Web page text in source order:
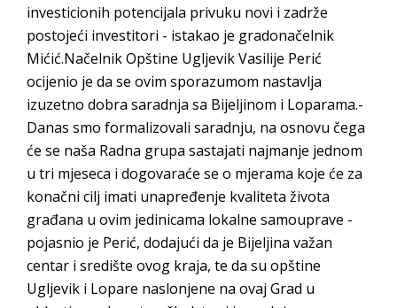
investicionih potencijala privuku novi i zadrže
postojeći investitori - istakao je gradonačelnik
Mićić.Načelnik Opštine Ugljevik Vasilije Perić
ocijenio je da se ovim sporazumom nastavlja
izuzetno dobra saradnja sa Bijeljinom i Loparama.-
Danas smo formalizovali saradnju, na osnovu čega
će se naša Radna grupa sastajati najmanje jednom
u tri mjeseca i dogovaraće se o mjerama koje će za
konačni cilj imati unapređenje kvaliteta života
građana u ovim jedinicama lokalne samouprave -
pojasnio je Perić, dodajući da je Bijeljina važan
centar i središte ovog kraja, te da su opštine
Ugljevik i Lopare naslonjene na ovaj Grad u